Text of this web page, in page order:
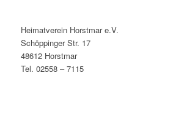
Heimatverein Horstmar e.V.
Schöppinger Str. 17
48612 Horstmar
Tel. 02558 – 7115